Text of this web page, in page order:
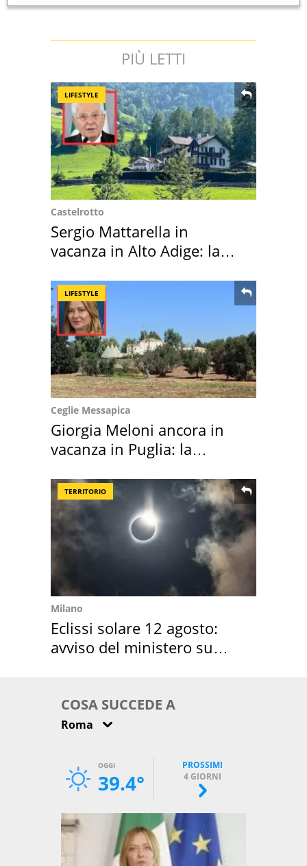
PIÙ LETTI
LIFESTYLE
Castelrotto
Sergio Mattarella in
vacanza in Alto Adige: la
LIFESTYLE
Ceglie Messapica
Giorgia Meloni ancora in
vacanza in Puglia: la
TERRITORIO
Milano
Eclissi solare 12 agosto:
avviso del ministero su